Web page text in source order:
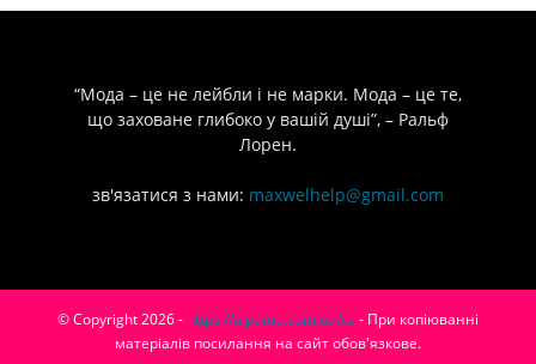
“Мода – це не лейбли і не марки. Мода – це те,
що заховане глибоко у вашій душі”, – Ральф
Лорен.
зв'язатися з нами: maxwelhelp@gmail.com
© Copyright 2026 - https://alpama.com.ua/cs- При копіюванні
матеріалів посилання на сайт обов'язкове.